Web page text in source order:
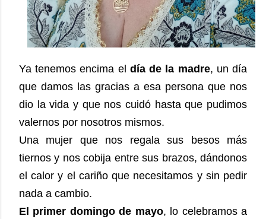
Ya tenemos encima el día de la madre, un día
que damos las gracias a esa persona que nos
dio la vida y que nos cuidó hasta que pudimos
valernos por nosotros mismos.
Una mujer que nos regala sus besos más
tiernos y nos cobija entre sus brazos, dándonos
el calor y el cariño que necesitamos y sin pedir
nada a cambio.
El primer domingo de mayo, lo celebramos a